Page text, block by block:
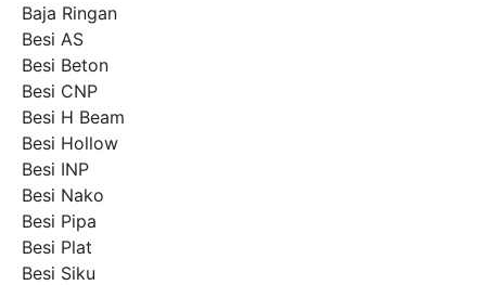
Baja Ringan
Besi AS
Besi Beton
Besi CNP
Besi H Beam
Besi Hollow
Besi INP
Besi Nako
Besi Pipa
Besi Plat
Besi Siku